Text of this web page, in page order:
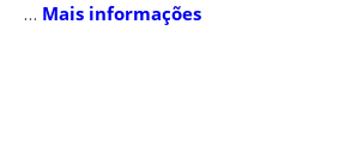
… Mais informações